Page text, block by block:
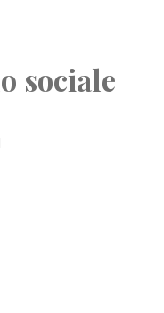
sociale